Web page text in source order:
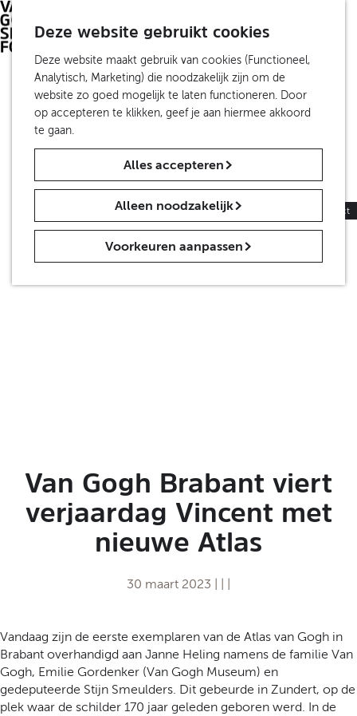
Deze website gebruikt cookies
Deze website maakt gebruik van cookies (Functioneel,
Analytisch, Marketing) die noodzakelijk zijn om de
website zo goed mogelijk te laten functioneren. Door
op accepteren te klikken, geef je aan hiermee akkoord
te gaan.
Alles accepteren
Alleen noodzakelijk
Voorkeuren aanpassen
Z
o
e
k
e
n
e
e
c
t
e
r
t
a
a
l
u
d
d
e
r
l
a
d
M
e
n
u
Travel Trade
De Partners
Over ons
Organisatie
Contact
Nieuws
Persinformatie Contact
Van Gogh Brabant viert
verjaardag Vincent met
nieuwe Atlas
30 maart 2023 | | |
Vandaag zijn de eerste exemplaren van de Atlas van Gogh in
Brabant overhandigd aan Janne Heling namens de familie Van
Gogh, Emilie Gordenker (Van Gogh Museum) en
gedeputeerde Stijn Smeulders. Dit gebeurde in Zundert, op de
plek waar de schilder 170 jaar geleden geboren werd. In de